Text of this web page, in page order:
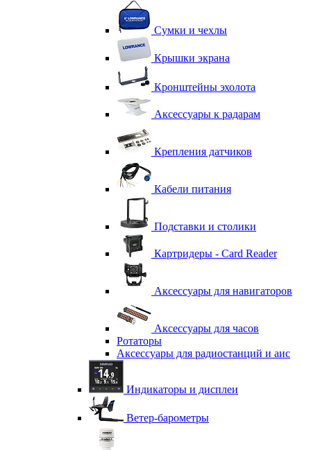
Сумки и чехлы
Крышки экрана
Кронштейны эхолота
Аксессуары к радарам
Крепления датчиков
Кабели питания
Подставки и столики
Картридеры - Card Reader
Аксессуары для навигаторов
Аксессуары для часов
Ротаторы
Аксессуары для радиостанций и аис
Индикаторы и дисплеи
Ветер-барометры